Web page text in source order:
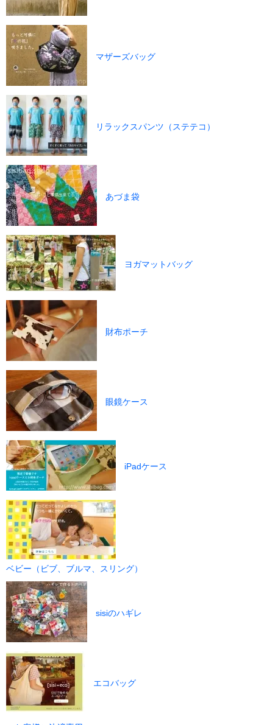
マザーズバッグ
リラックスパンツ（ステテコ）
あづま袋
ヨガマットバッグ
財布ポーチ
眼鏡ケース
iPadケース
ベビー（ビブ、ブルマ、スリング）
sisiのハギレ
エコバッグ